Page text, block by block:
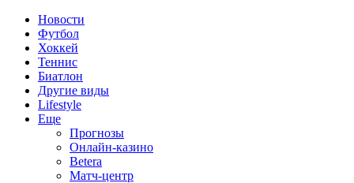
Новости
Футбол
Хоккей
Теннис
Биатлон
Другие виды
Lifestyle
Еще
Прогнозы
Онлайн-казино
Betera
Матч-центр